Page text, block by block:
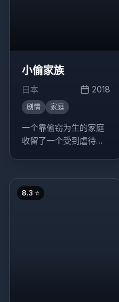
小偷家族
日本 2018
剧情 家庭
一个靠偷窃为生的家庭
收留了一个受到虐待的
8.3 ⭐